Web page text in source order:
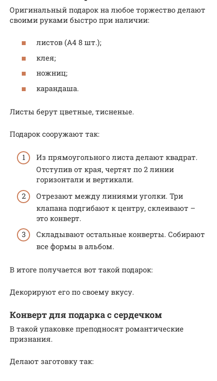
Оригинальный подарок на любое торжество делают
своими руками быстро при наличии:
листов (А4 8 шт.);
клея;
ножниц;
карандаша.
Листы берут цветные, тисненые.
Подарок сооружают так:
Из прямоугольного листа делают квадрат.
Отступив от края, чертят по 2 линии
горизонтали и вертикали.
Отрезают между линиями уголки. Три
клапана подгибают к центру, склеивают –
это конверт.
Складывают остальные конверты. Собирают
все формы в альбом.
В итоге получается вот такой подарок:
Декорируют его по своему вкусу.
Конверт для подарка с сердечком
В такой упаковке преподносят романтические
признания.
Делают заготовку так: